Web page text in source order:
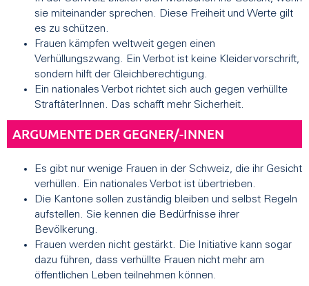
sie miteinander sprechen. Diese Freiheit und Werte gilt
es zu schützen.
Frauen kämpfen weltweit gegen einen
Verhüllungszwang. Ein Verbot ist keine Kleidervorschrift,
sondern hilft der Gleichberechtigung.
Ein nationales Verbot richtet sich auch gegen verhüllte
StraftäterInnen. Das schafft mehr Sicherheit.
ARGUMENTE DER GEGNER/-INNEN
Es gibt nur wenige Frauen in der Schweiz, die ihr Gesicht
verhüllen. Ein nationales Verbot ist übertrieben.
Die Kantone sollen zuständig bleiben und selbst Regeln
aufstellen. Sie kennen die Bedürfnisse ihrer
Bevölkerung.
Frauen werden nicht gestärkt. Die Initiative kann sogar
dazu führen, dass verhüllte Frauen nicht mehr am
öffentlichen Leben teilnehmen können.